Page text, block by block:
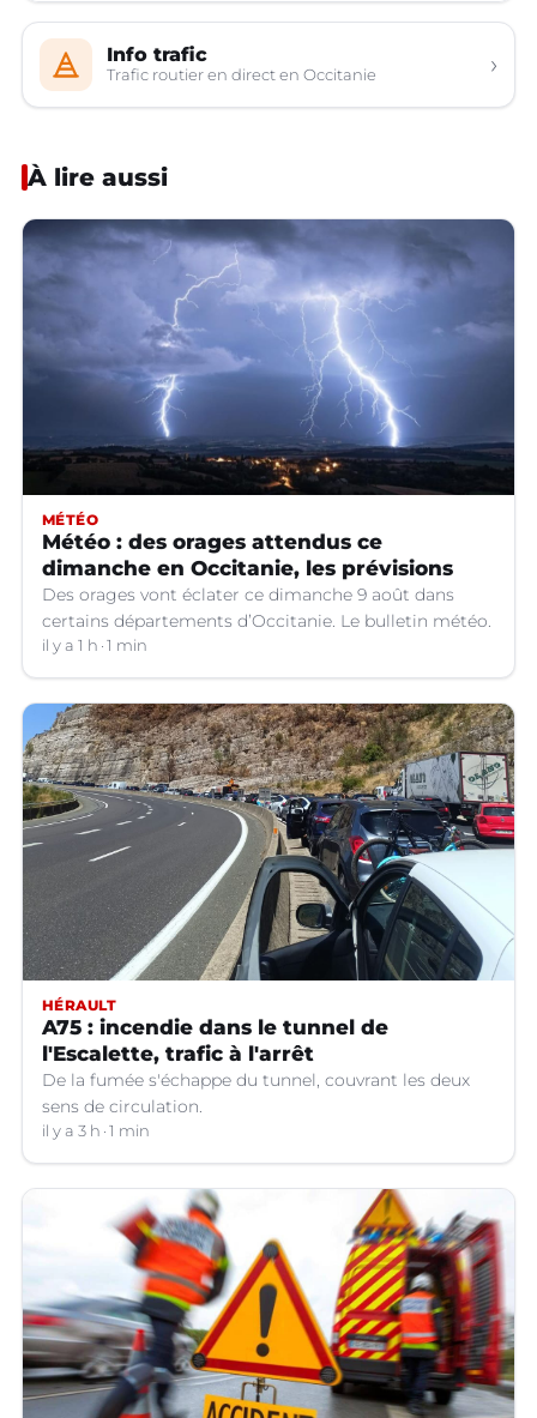
Info trafic
Trafic routier en direct en Occitanie ›
À lire aussi
MÉTÉO
Météo : des orages attendus ce
dimanche en Occitanie, les prévisions
Des orages vont éclater ce dimanche 9 août dans
certains départements d’Occitanie. Le bulletin météo.
il y a 1 h 1 min
HÉRAULT
A75 : incendie dans le tunnel de
l'Escalette, trafic à l'arrêt
De la fumée s'échappe du tunnel, couvrant les deux
sens de circulation.
il y a 3 h 1 min